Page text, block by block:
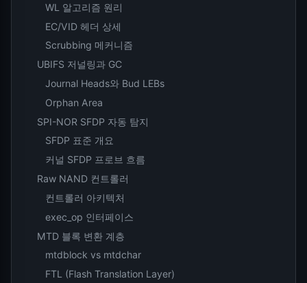
WL 알고리즘 원리
EC/VID 헤더 상세
Scrubbing 메커니즘
UBIFS 저널링과 GC
Journal Heads와 Bud LEBs
Orphan Area
SPI-NOR SFDP 자동 탐지
SFDP 표준 개요
커널 SFDP 프로브 흐름
Raw NAND 컨트롤러
컨트롤러 아키텍처
exec_op 인터페이스
MTD 블록 변환 계층
mtdblock vs mtdchar
FTL (Flash Translation Layer)